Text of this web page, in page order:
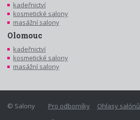
kadeřnictví
kosmetické salony
masážní salony
Olomouc
kadeřnictví
kosmetické salony
masážní salony
Pro odborníky Ohlasy
© Salony